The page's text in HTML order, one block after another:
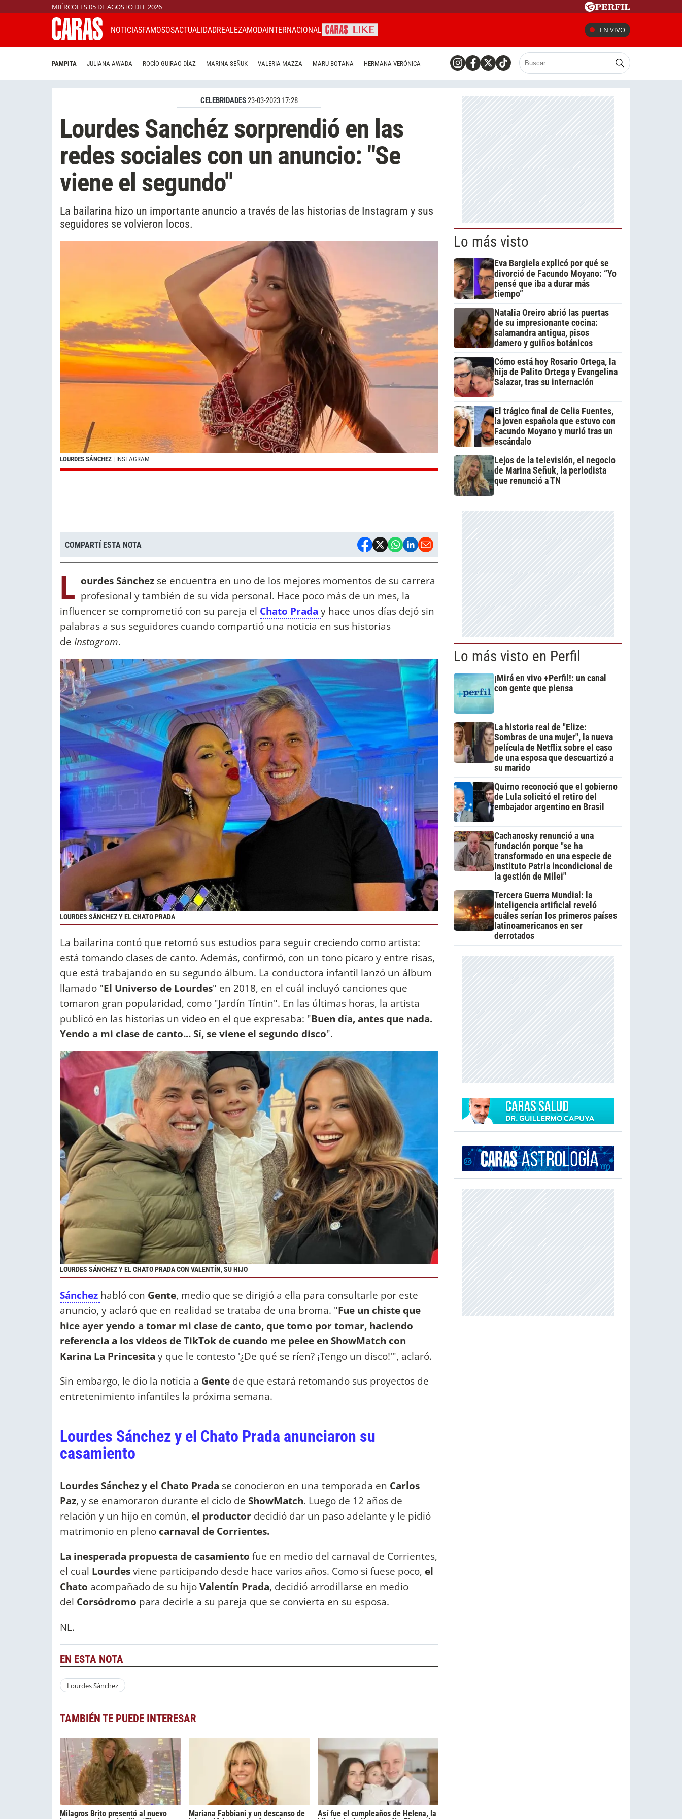
MIÉRCOLES 05 DE AGOSTO DEL 2026
NOTICIASFAMOSOSACTUALIDADREALEZAMODAINTERNACIONAL EN VIVO
PAMPITA JULIANA AWADA ROCÍO GUIRAO DÍAZ MARINA SEÑUK VALERIA MAZZA MARU BOTANA HERMANA VERÓNICA
CELEBRIDADES23-03-2023 17:28
Lourdes Sanchéz sorprendió en las
redes sociales con un anuncio: "Se
viene el segundo"
La bailarina hizo un importante anuncio a través de las historias de Instagram y sus
seguidores se volvieron locos.
LOURDES SÁNCHEZ | INSTAGRAM
COMPARTÍ ESTA NOTA
L ourdes Sánchez se encuentra en uno de los mejores momentos de su carrera
profesional y también de su vida personal. Hace poco más de un mes, la
influencer se comprometió con su pareja el Chato Prada y hace unos días dejó sin
palabras a sus seguidores cuando compartió una noticia en sus historias
de Instagram.
LOURDES SÁNCHEZ Y EL CHATO PRADA
La bailarina contó que retomó sus estudios para seguir creciendo como artista:
está tomando clases de canto. Además, confirmó, con un tono pícaro y entre risas,
que está trabajando en su segundo álbum. La conductora infantil lanzó un álbum
llamado "El Universo de Lourdes" en 2018, en el cuál incluyó canciones que
tomaron gran popularidad, como "Jardín Tíntin". En las últimas horas, la artista
publicó en las historias un video en el que expresaba: "Buen día, antes que nada.
Yendo a mi clase de canto... Sí, se viene el segundo disco".
LOURDES SÁNCHEZ Y EL CHATO PRADA CON VALENTÍN, SU HIJO
Sánchez habló con Gente, medio que se dirigió a ella para consultarle por este
anuncio, y aclaró que en realidad se trataba de una broma. "Fue un chiste que
hice ayer yendo a tomar mi clase de canto, que tomo por tomar, haciendo
referencia a los videos de TikTok de cuando me pelee en ShowMatch con
Karina La Princesita y que le contesto '¿De qué se ríen? ¡Tengo un disco!'", aclaró.
Sin embargo, le dio la noticia a Gente de que estará retomando sus proyectos de
entretenimiento infantiles la próxima semana.
Lourdes Sánchez y el Chato Prada anunciaron su
casamiento
Lourdes Sánchez y el Chato Prada se conocieron en una temporada en Carlos
Paz, y se enamoraron durante el ciclo de ShowMatch. Luego de 12 años de
relación y un hijo en común, el productor decidió dar un paso adelante y le pidió
matrimonio en pleno carnaval de Corrientes.
La inesperada propuesta de casamiento fue en medio del carnaval de Corrientes,
el cual Lourdesviene participando desde hace varios años. Como si fuese poco, el
Chato acompañado de su hijoValentín Prada, decidió arrodillarse en medio
del Corsódromo para decirle a su pareja que se convierta en su esposa.
NL.
EN ESTA NOTA
Lourdes Sánchez
TAMBIÉN TE PUEDE INTERESAR
Milagros Brito presentó al nuevo
Mariana Fabbiani y un descanso de
Así fue el cumpleaños de Helena, la
Lo más visto
Eva Bargiela explicó por qué se
divorció de Facundo Moyano: “Yo
pensé que iba a durar más
tiempo”
Natalia Oreiro abrió las puertas
de su impresionante cocina:
salamandra antigua, pisos
damero y guiños botánicos
Cómo está hoy Rosario Ortega, la
hija de Palito Ortega y Evangelina
Salazar, tras su internación
El trágico final de Celia Fuentes,
la joven española que estuvo con
Facundo Moyano y murió tras un
escándalo
Lejos de la televisión, el negocio
de Marina Señuk, la periodista
que renunció a TN
Lo más visto en Perfil
¡Mirá en vivo +Perfil!: un canal
con gente que piensa
La historia real de "Elize:
Sombras de una mujer", la nueva
película de Netflix sobre el caso
de una esposa que descuartizó a
su marido
Quirno reconoció que el gobierno
de Lula solicitó el retiro del
embajador argentino en Brasil
Cachanosky renunció a una
fundación porque "se ha
transformado en una especie de
Instituto Patria incondicional de
la gestión de Milei"
Tercera Guerra Mundial: la
inteligencia artificial reveló
cuáles serían los primeros países
latinoamericanos en ser
derrotados